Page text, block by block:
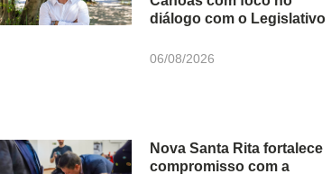
diálogo com o Legislativo
06/08/2026
Nova Santa Rita fortalece
compromisso com a